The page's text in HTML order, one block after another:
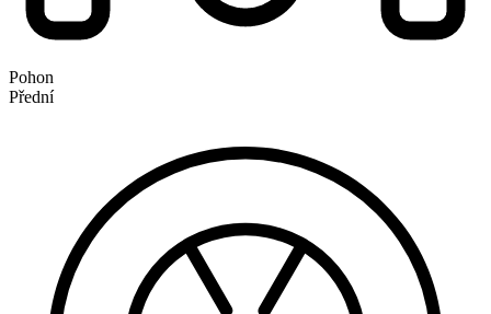
Pohon
Přední